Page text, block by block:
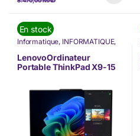
En stock
Informatique, INFORMATIQUE,
Nos Marques
arrivage,Ordinateur Portable
Ordinateurs Portables, PC
Portable
LenovoOrdinateur
Portable ThinkPad X9-15